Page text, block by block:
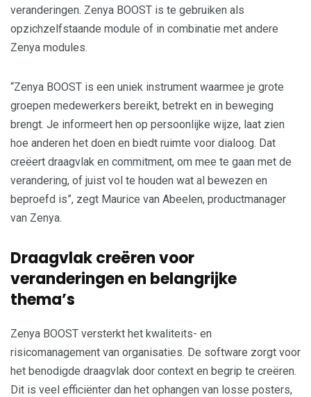
veranderingen. Zenya BOOST is te gebruiken als
opzichzelfstaande module of in combinatie met andere
Zenya modules.
“Zenya BOOST is een uniek instrument waarmee je grote
groepen medewerkers bereikt, betrekt en in beweging
brengt. Je informeert hen op persoonlijke wijze, laat zien
hoe anderen het doen en biedt ruimte voor dialoog. Dat
creëert draagvlak en commitment, om mee te gaan met de
verandering, of juist vol te houden wat al bewezen en
beproefd is”, zegt Maurice van Abeelen, productmanager
van Zenya.
Draagvlak creëren voor
veranderingen en belangrijke
thema’s
Zenya BOOST versterkt het kwaliteits- en
risicomanagement van organisaties. De software zorgt voor
het benodigde draagvlak door context en begrip te creëren.
Dit is veel efficiënter dan het ophangen van losse posters,